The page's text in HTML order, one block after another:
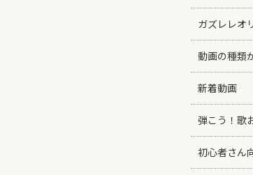
ガズレレオ
動画の種類
新着動画
弾こう！歌
初心者さん